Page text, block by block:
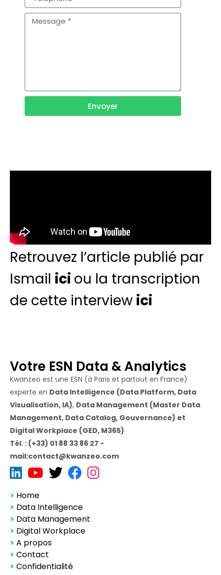
Envoyer
Retrouvez l’article publié par
Ismail ici ou la transcription
de cette interview ici
Votre ESN Data & Analytics
Kwanzeo est une ESN (à Paris et partout en France)
experte en Data Intelligence (Data Platform, Data
Visualisation, IA), Data Management (Master Data
Management, Data Catalog, Gouvernance) et
Digital Workplace (GED, M365)
Tél. : (+33) 01 88 33 86 27 -
mail:contact@kwanzeo.com
> Home
> Data Intelligence
> Data Management
> Digital Workplace
> A propos
> Contact
> Confidentialité